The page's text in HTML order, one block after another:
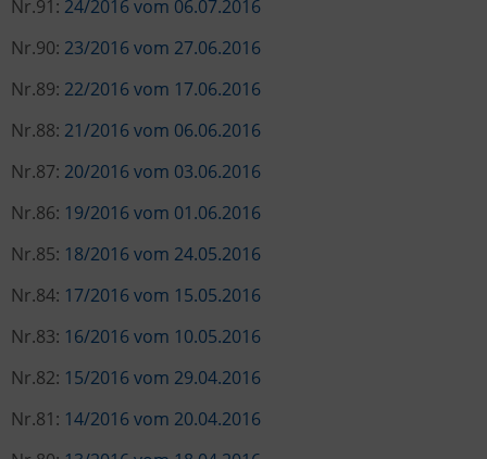
Nr.91: 24/2016 vom 06.07.2016
Nr.90: 23/2016 vom 27.06.2016
Nr.89: 22/2016 vom 17.06.2016
Nr.88: 21/2016 vom 06.06.2016
Nr.87: 20/2016 vom 03.06.2016
Nr.86: 19/2016 vom 01.06.2016
Nr.85: 18/2016 vom 24.05.2016
Nr.84: 17/2016 vom 15.05.2016
Nr.83: 16/2016 vom 10.05.2016
Nr.82: 15/2016 vom 29.04.2016
Nr.81: 14/2016 vom 20.04.2016